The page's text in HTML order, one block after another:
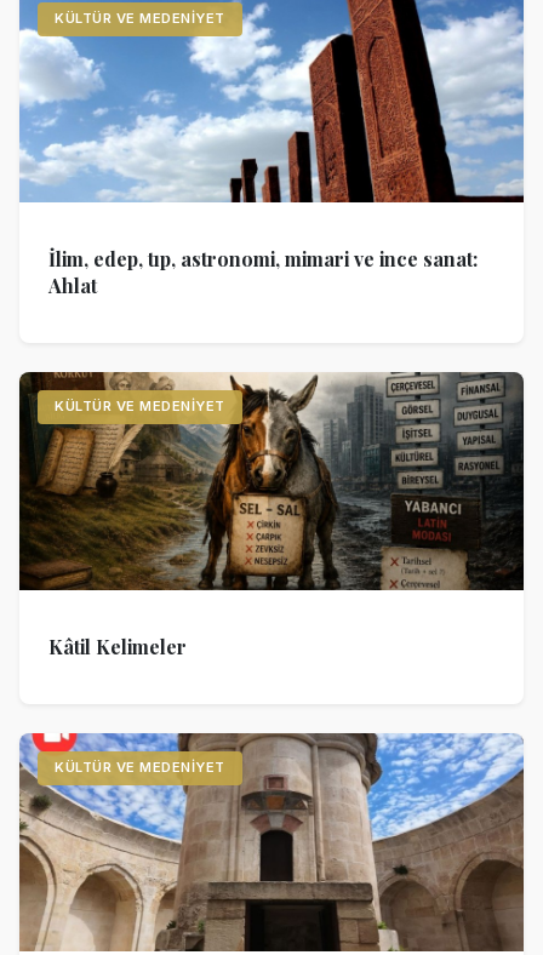
KÜLTÜR VE MEDENIYET
İlim, edep, tıp, astronomi, mimari ve ince sanat:
Ahlat
KÜLTÜR VE MEDENIYET
Kâtil Kelimeler
KÜLTÜR VE MEDENIYET